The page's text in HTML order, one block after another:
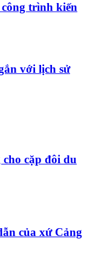
trình kiến
với lịch sử
cặp đôi du
của xứ Cảng